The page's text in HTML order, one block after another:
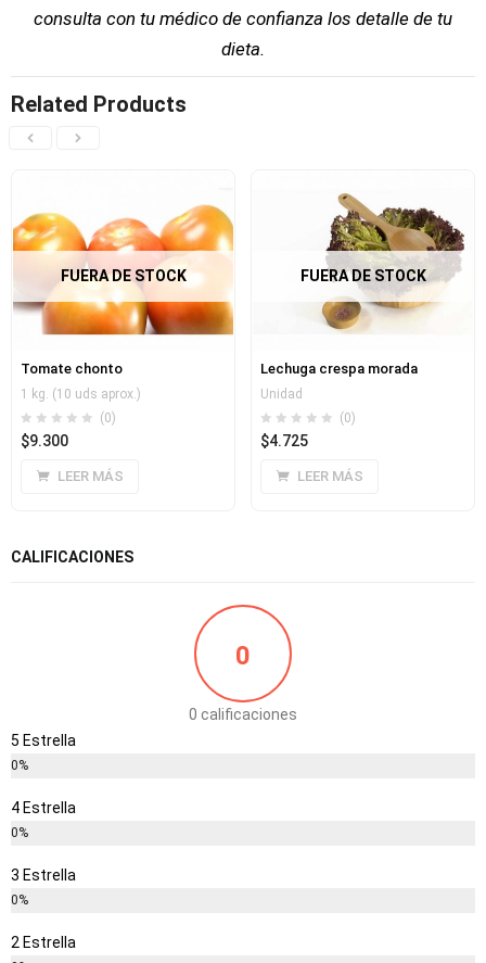
consulta con tu médico de confianza los detalle de tu
dieta.
Related Products
FUERA DE STOCK
Tomate chonto
1 kg. (10 uds aprox.)
(0)
$9.300
LEER MÁS
FUERA DE STOCK
Lechuga crespa morada
Unidad
(0)
$4.725
LEER MÁS
CALIFICACIONES
0
0 calificaciones
5 Estrella
0%
4 Estrella
0%
3 Estrella
0%
2 Estrella